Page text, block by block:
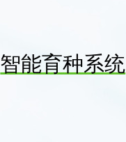
智能育种系统